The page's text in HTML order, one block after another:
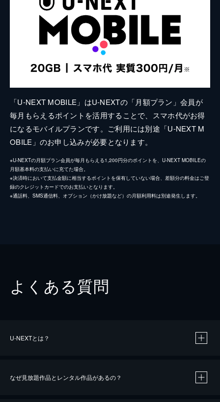
「U-NEXT MOBILE」はU-NEXTの「月額プラン」会員が
毎月もらえるポイントを活用することで、スマホ代がお得
になるモバイルプランです。ご利用には別途「U-NEXT M
OBILE」のお申し込みが必要となります。
※U-NEXTの月額プラン会員が毎月もらえる1,200円分のポイントを、U-NEXT MOBILEの
月額基本料の支払いに充てた場合。
※決済時において支払金額に相当するポイントを保有していない場合、差額分の料金はご登
録のクレジットカードでのお支払いとなります。
※通話料、SMS通信料、オプション（かけ放題など）の月額利用料は別途発生します。
よくある質問
U-NEXTとは？
なぜ見放題作品とレンタル作品があるの？